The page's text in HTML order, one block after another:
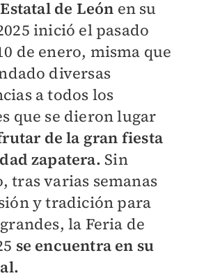
de León en su
inició el pasado
de enero, misma que
diversas
a todos los
que se dieron lugar
de la gran fiesta
zapatera. Sin
tras varias semanas
y tradición para
la Feria de
se encuentra en su